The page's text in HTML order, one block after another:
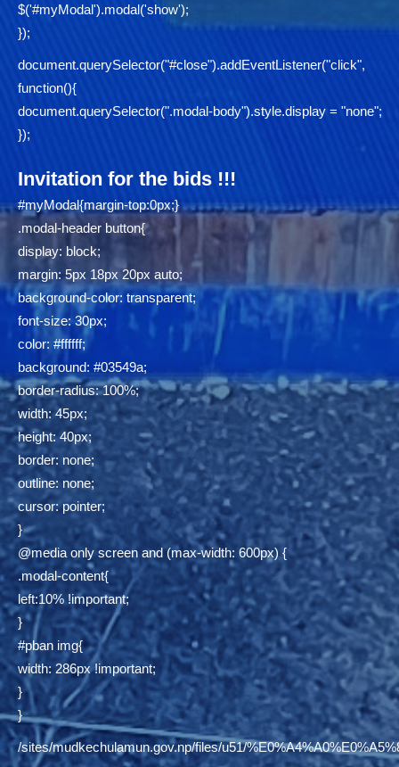
$('#myModal').modal('show');
});
document.querySelector("#close").addEventListener("click",
function(){
document.querySelector(".modal-body").style.display = "none";
});
Invitation for the bids !!!
#myModal{margin-top:0px;}
.modal-header button{
display: block;
margin: 5px 18px 20px auto;
background-color: transparent;
font-size: 30px;
color: #ffffff;
background: #03549a;
border-radius: 100%;
width: 45px;
height: 40px;
border: none;
outline: none;
cursor: pointer;
}
@media only screen and (max-width: 600px) {
.modal-content{
left:10% !important;
}
#pban img{
width: 286px !important;
}
}
/sites/mudkechulamun.gov.np/files/u51/